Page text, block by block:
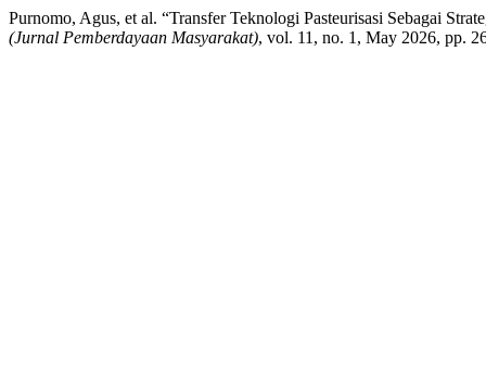
Purnomo, Agus, et al. “Transfer Teknologi Pasteurisasi Sebagai
(Jurnal Pemberdayaan Masyarakat), vol. 11, no. 1, May 2026, pp.